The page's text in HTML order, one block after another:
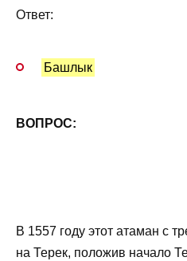
Ответ:
Башлык
ВОПРОС:
В 1557 году этот атаман с
на Терек, положив начало